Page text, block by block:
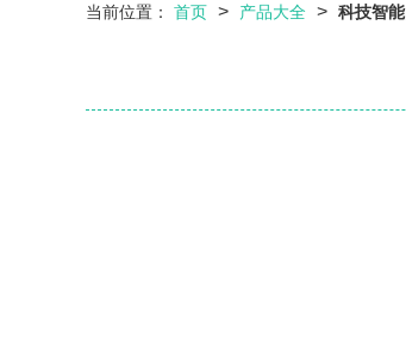
当前位置： 首页 > 产品大全 > 科技智